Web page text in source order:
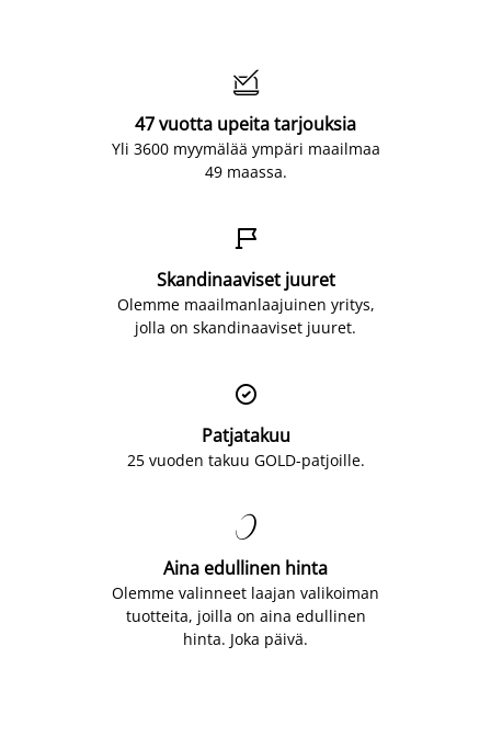

47 vuotta upeita tarjouksia
Yli 3600 myymälää ympäri maailmaa
49 maassa.

Skandinaaviset juuret
Olemme maailmanlaajuinen yritys,
jolla on skandinaaviset juuret.

Patjatakuu
25 vuoden takuu GOLD-patjoille.

Aina edullinen hinta
Olemme valinneet laajan valikoiman
tuotteita, joilla on aina edullinen
hinta. Joka päivä.